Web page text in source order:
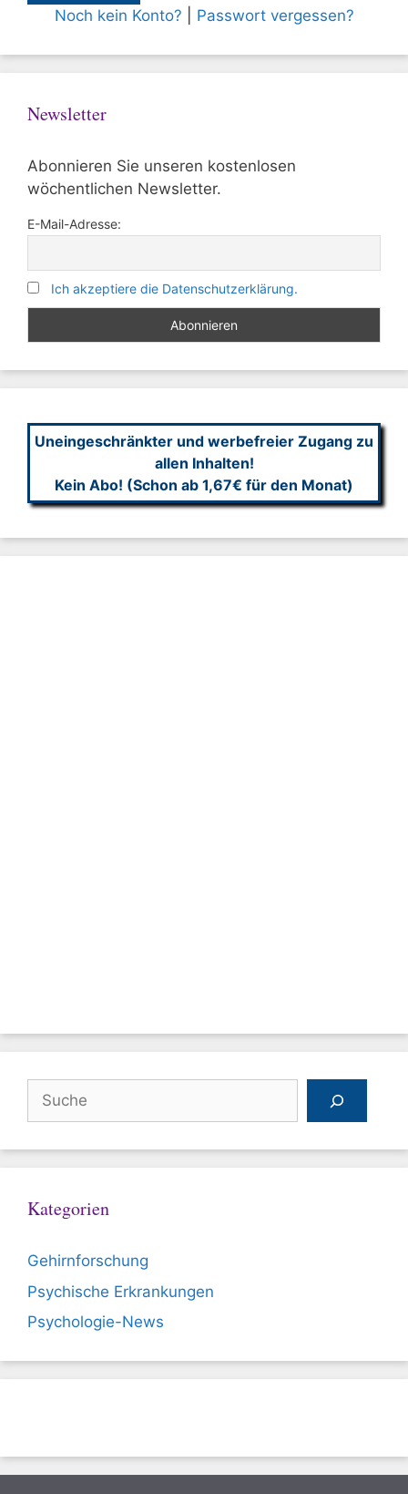
Noch kein Konto? Passwort vergessen?
Newsletter
Abonnieren Sie unseren kostenlosen
wöchentlichen Newsletter.
E-Mail-Adresse:
Ich akzeptiere die Datenschutzerklärung.
Uneingeschränkter und werbefreier Zugang zu
allen Inhalten!
Kein Abo! (Schon ab 1,67€ für den Monat)
Suchen
Kategorien
Gehirnforschung
Psychische Erkrankungen
Psychologie-News